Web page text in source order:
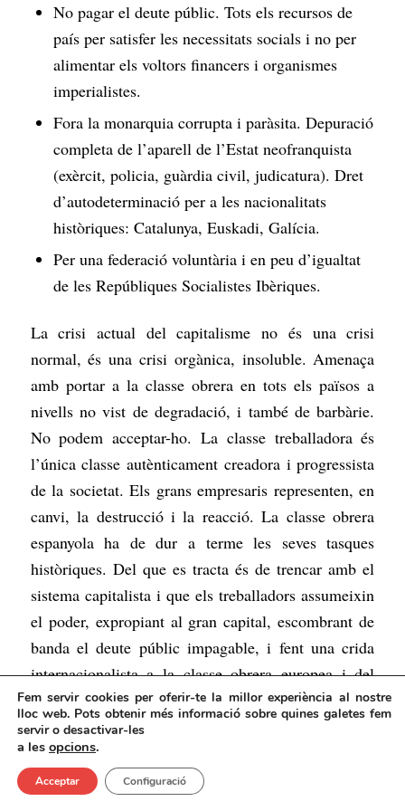
No pagar el deute públic. Tots els recursos de
país per satisfer les necessitats socials i no per
alimentar els voltors financers i organismes
imperialistes.
Fora la monarquia corrupta i paràsita. Depuració
completa de l’aparell de l’Estat neofranquista
(exèrcit, policia, guàrdia civil, judicatura). Dret
d’autodeterminació per a les nacionalitats
històriques: Catalunya, Euskadi, Galícia.
Per una federació voluntària i en peu d’igualtat
de les Repúbliques Socialistes Ibèriques.
La crisi actual del capitalisme no és una crisi
normal, és una crisi orgànica, insoluble. Amenaça
amb portar a la classe obrera en tots els països a
nivells no vist de degradació, i també de barbàrie.
No podem acceptar-ho. La classe treballadora és
l’única classe autènticament creadora i progressista
de la societat. Els grans empresaris representen, en
canvi, la destrucció i la reacció. La classe obrera
espanyola ha de dur a terme les seves tasques
històriques. Del que es tracta és de trencar amb el
sistema capitalista i que els treballadors assumeixin
el poder, expropiant al gran capital, escombrant de
banda el deute públic impagable, i fent una crida
internacionalista a la classe obrera europea i del
món perquè segueixin el seu exemple. Aquesta és
l’única perspectiva realista per la qual hem de
lluitar per escapar de la catàstrofe a la qual ens està
conduint el capitalisme.
Fem servir cookies per oferir-te la millor experiència al nostre
lloc web. Pots obtenir més informació sobre quines galetes fem
servir o desactivar-les
a les opcions.
Acceptar Configuració